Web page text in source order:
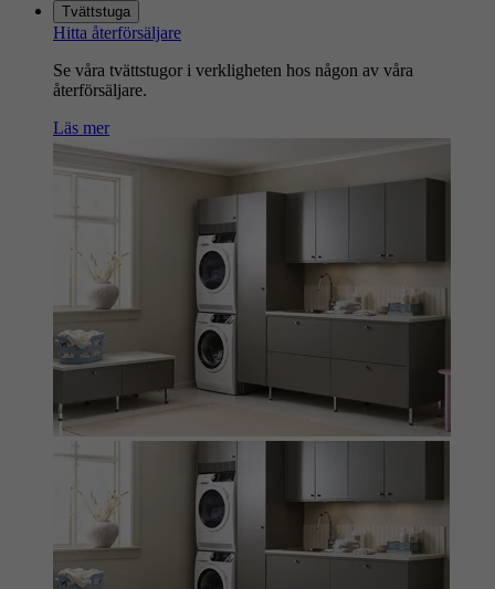
Tvättstuga
Hitta återförsäljare
Se våra tvättstugor i verkligheten hos någon av våra
återförsäljare.
Läs mer